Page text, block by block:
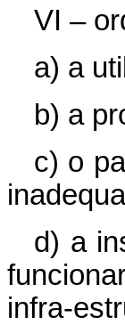
VI –
a) a
b) a
c) o
d) a
infra-